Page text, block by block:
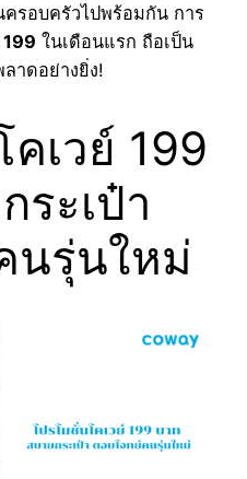
รอบครัวไปพร้อมกัน การ
ในเดือนแรก ถือเป็น
าดอย่างยิ่ง!
เวย์ 199
ระเป๋า
นรุ่นใหม่